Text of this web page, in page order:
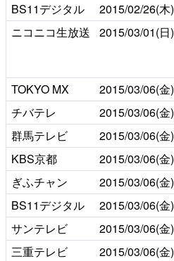
BS11デジタル
2015/02/26(木)
ニコニコ生放送
2015/03/01(日)
TOKYO MX 2015/03/06(金)
チバテレ
2015/03/06(金)
群馬テレビ
2015/03/06(金)
KBS京都
2015/03/06(金)
ぎふチャン
2015/03/06(金)
BS11デジタル
2015/03/06(金)
サンテレビ
2015/03/06(金)
三重テレビ
2015/03/06(金)